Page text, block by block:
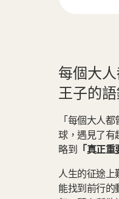
每個大
王子的
「每個大人
球，遇見了有
略到 「真正
人生的征途上
能找到前行的